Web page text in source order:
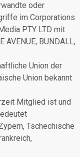
oder
im Corporations
PTY LTD mit
BUNDALL,
Union der
Union bekannt
Mitglied ist und
Tschechische